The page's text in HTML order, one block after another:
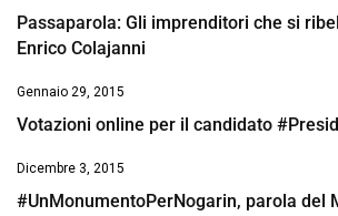
Passaparola: Gli imprenditori che si
Enrico Colajanni
Gennaio 29, 2015
Votazioni online per il candidato
Dicembre 3, 2015
#UnMonumentoPerNogarin, parola del